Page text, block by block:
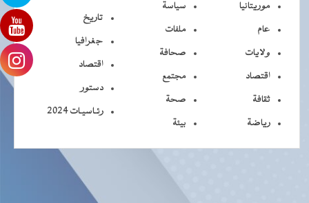
موريتانيا
عام
ولايات
اقتصاد
ثقافة
رياضة
سياسة
ملفات
صحافة
مجتمع
صحة
بيئة
تاريخ
جغرافيا
اقتصاد
دستور
رئـاسيـات 2024